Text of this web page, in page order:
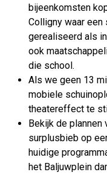
bijeenkomsten
Colligny waar
gerealiseerd als
ook
die school.
Als we geen 13
mobiele
theatereffect te
Bekijk de plannen
surplusbieb op
huidige
het Baljuwplein